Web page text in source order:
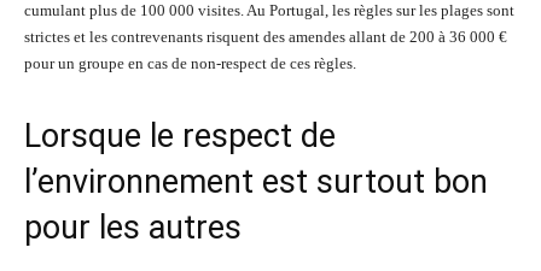
cumulant plus de 100 000 visites. Au Portugal, les règles sur les plages sont
strictes et les contrevenants risquent des amendes allant de 200 à 36 000 €
pour un groupe en cas de non-respect de ces règles.
Lorsque le respect de
l’environnement est surtout bon
pour les autres